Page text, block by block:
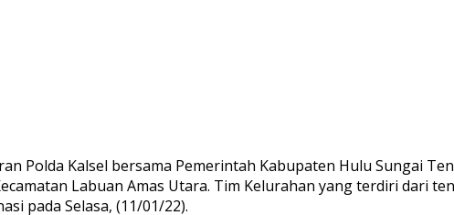
Polda Kalsel bersama Pemerintah Kabupaten Hulu Sungai
Labuan Amas Utara. Tim Kelurahan yang terdiri dari
pada Selasa, (11/01/22).